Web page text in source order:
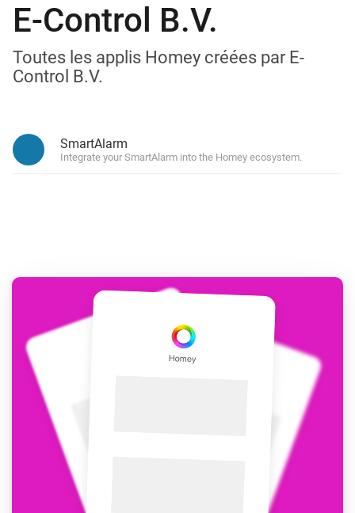
E-Control B.V.
Toutes les applis Homey créées par E-
Control B.V.
SmartAlarm
Integrate your SmartAlarm into the Homey ecosystem.